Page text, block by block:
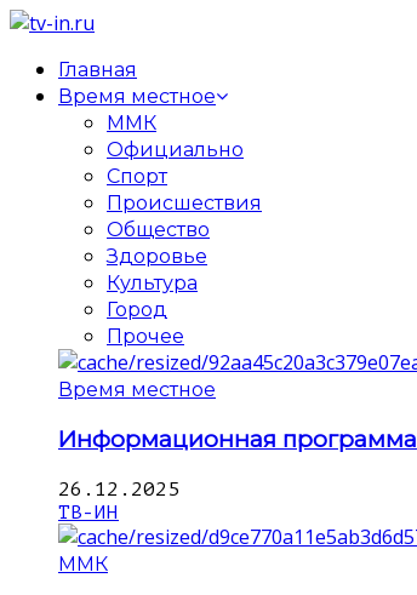
Главная
Время местное
ММК
Официально
Спорт
Происшествия
Общество
Здоровье
Культура
Город
Прочее
Время местное
Информационная программа
26.12.2025
ТВ-ИН
ММК